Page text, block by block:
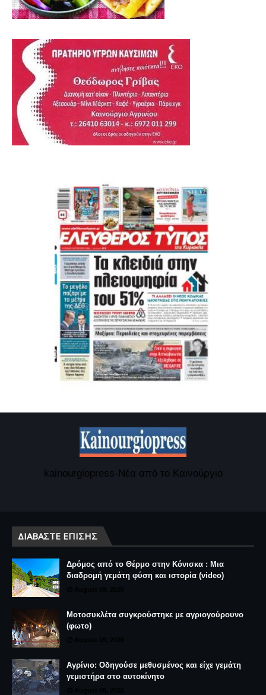
kainourgiopress-Νέα από το Καινούργιο
ΔΙΑΒΆΣΤΕ ΕΠΊΣΗΣ
Δρόμος από το Θέρμο στην Κόνισκα : Μια
διαδρομή γεμάτη φύση και ιστορία (video)
Μοτοσυκλέτα συγκρούστηκε με αγριογούρουνο
(φωτο)
Αγρίνιο: Οδηγούσε μεθυσμένος και είχε γεμάτη
γεμιστήρα στο αυτοκίνητο